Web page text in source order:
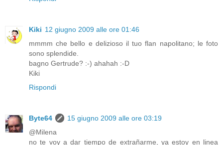
Kiki 12 giugno 2009 alle ore 01:46
mmmm che bello e delizioso il tuo flan napolitano; le foto
sono splendide.
bagno Gertrude? :-) ahahah :-D
Kiki
Rispondi
Byte64
15 giugno 2009 alle ore 03:19
@Milena
no te voy a dar tiempo de extrañarme, ya estoy en linea